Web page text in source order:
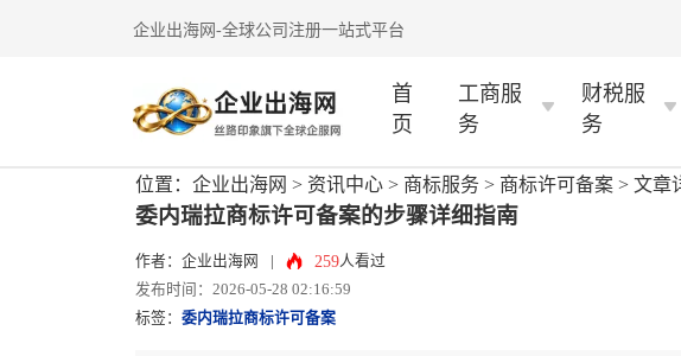
企业出海网-全球公司注册一站式平台
首
页
工商服
务
财税服
务
位置： 企业出海网 > 资讯中心 > 商标服务 > 商标许可备案 > 文章
委内瑞拉商标许可备案的步骤详细指南
作者：企业出海网 259人看过
发布时间：2026-05-28 02:16:59
标签： 委内瑞拉商标许可备案